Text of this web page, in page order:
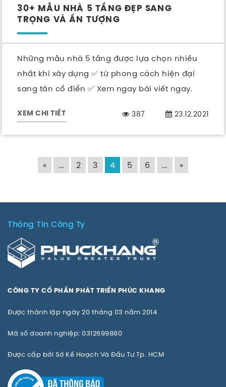
30+ MẪU NHÀ 5 TẦNG ĐẸP SANG
TRỌNG VÀ ẤN TƯỢNG
Những mẫu nhà 5 tầng được lựa chọn nhiều
nhất khi xây dựng ✅ từ phong cách hiện đại
sang tân cổ điển ✅ Xem ngay bài viết ngay.
XEM CHI TIẾT 387 23.12.2021
« ... 2 3 4 5 6 ... »
Thông Tin Công Ty
CÔNG TY CỔ PHẦN PHÁT TRIỂN PHÚC KHANG
Được thành lập ngày 20 tháng 03 năm 2014
Mã số doanh nghiệp: 0312699880
Được cấp bởi Sở Kế Hoạch Và Đầu Tư Tp. HCM